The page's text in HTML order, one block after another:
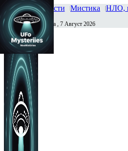
Главная Новости Мистика НЛО,
Сегодня Пятница , 7 Август 2026